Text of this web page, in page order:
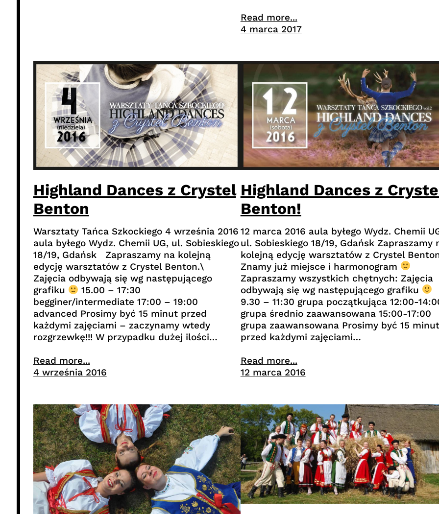
Read more...
4 marca 2017
Highland Dances z Crystel
Benton
Warsztaty Tańca Szkockiego 4 września 2016
aula byłego Wydz. Chemii UG, ul. Sobieskiego
18/19, Gdańsk Zapraszamy na kolejną
edycję warsztatów z Crystel Benton.\
Zajęcia odbywają się wg następującego
grafiku
15.00 – 17:30
begginer/intermediate 17:00 – 19:00
advanced Prosimy być 15 minut przed
każdymi zajęciami – zaczynamy wtedy
rozgrzewkę!!! W przypadku dużej ilości…
Read more...
4 września 2016
Highland Dances z
Benton!
12 marca 2016 aula byłego Wydz. Chemii
ul. Sobieskiego 18/19, Gdańsk Zapraszamy
kolejną edycję warsztatów z Crystel
Znamy już miejsce i harmonogram
Zapraszamy wszystkich chętnych: Zajęcia
odbywają się wg następującego grafiku
9.30 – 11:30 grupa początkująca 12:00-
grupa średnio zaawansowana 15:00-17:00
grupa zaawansowana Prosimy być 15 minut
przed każdymi zajęciami…
Read more...
12 marca 2016